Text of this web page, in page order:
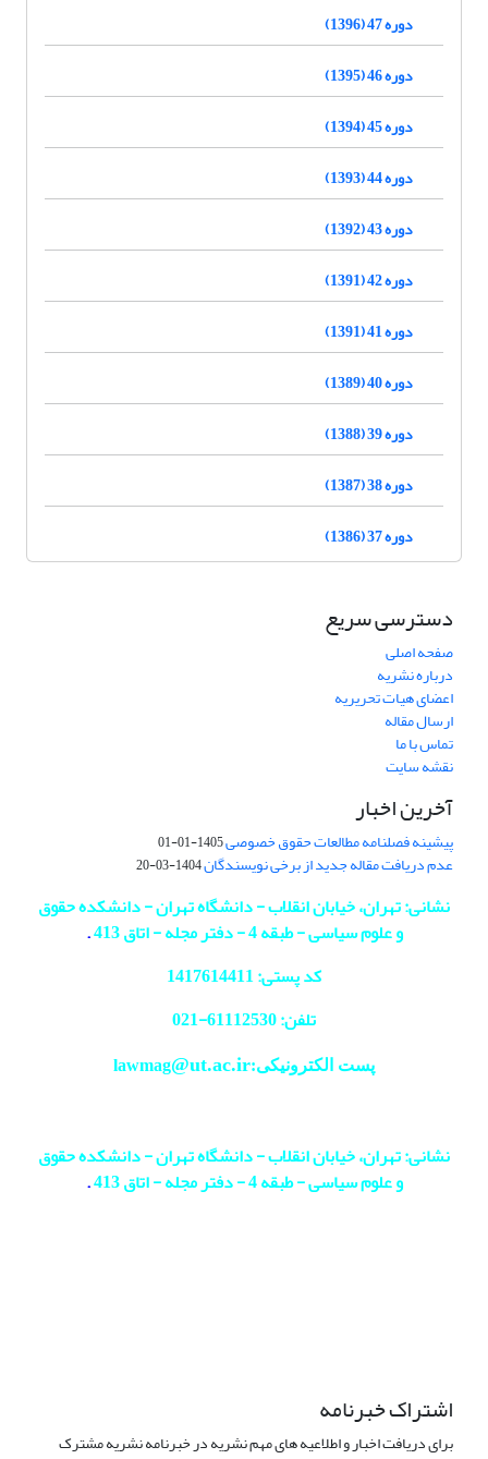
دوره 47 (1396)
دوره 46 (1395)
دوره 45 (1394)
دوره 44 (1393)
دوره 43 (1392)
دوره 42 (1391)
دوره 41 (1391)
دوره 40 (1389)
دوره 39 (1388)
دوره 38 (1387)
دوره 37 (1386)
دسترسی سریع
صفحه اصلی
درباره نشریه
اعضای هیات تحریریه
ارسال مقاله
تماس با ما
نقشه سایت
آخرین اخبار
پیشینه فصلنامه مطالعات حقوق خصوصی1405-01-01
عدم دریافت مقاله جدید از برخی نویسندگان1404-03-20
نشانی: تهران، خیابان انقلاب - دانشگاه تهران - دانشکده حقوق
و علوم سیاسی - طبقه 4 - دفتر مجله - اتاق 413
.
کد پستی: 1417614411
تلفن: 61112530-
021
پست الکترونیکی:lawmag@ut.ac.ir
نشانی: تهران، خیابان انقلاب - دانشگاه تهران - دانشکده حقوق
و علوم سیاسی - طبقه 4 - دفتر مجله - اتاق 413
.
اشتراک خبرنامه
برای دریافت اخبار و اطلاعیه های مهم نشریه در خبرنامه نشریه مشترک